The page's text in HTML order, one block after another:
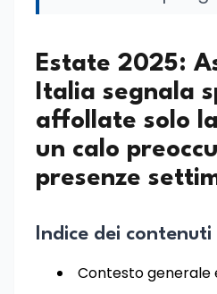
Estate 2025:
Italia segnala
affollate solo
un calo
presenze
Indice dei contenuti
Contesto generale